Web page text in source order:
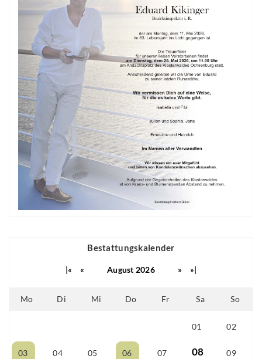
Bestattungskalender
|« « August 2026 » »|
Mo Di Mi Do Fr Sa So
01 02
03 04 05 06 07 08 09